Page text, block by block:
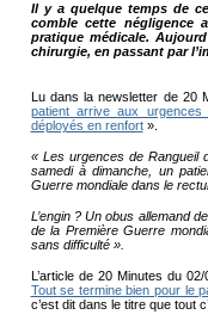
Il y a quelque temps de
comble cette négligence
pratique médicale.
chirurgie, en passant par
Lu dans la newsletter de 20
patient arrive aux
déployés en renfort».
« Les urgences de Rangueil
samedi à dimanche, un
Guerre mondiale dans le
L’engin ? Un obus allemand
de la Première Guerre
sans difficulté ».
L’article de 20 Minutes du
Tout se termine bien pour le
c’est dit dans le titre que tout